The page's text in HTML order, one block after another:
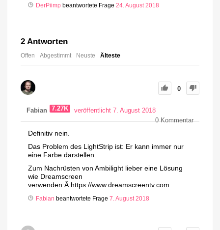
DerPiimp beantwortete Frage 24. August 2018
2 Antworten
Offen Abgestimmt Neuste Älteste
0
Fabian 7.27K
veröffentlicht 7. August 2018
0Kommentar
Definitiv nein.
Das Problem des LightStrip ist: Er kann immer nur
eine Farbe darstellen.
Zum Nachrüsten von Ambilight lieber eine Lösung
wie Dreamscreen
verwenden:Â https://www.dreamscreentv.com
Fabian beantwortete Frage 7. August 2018